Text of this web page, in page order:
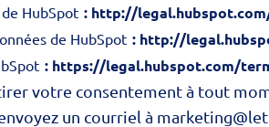
HubSpot : http://
de HubSpot : http://
: https://legal.hubspot.com/
votre consentement à tout
un courriel à